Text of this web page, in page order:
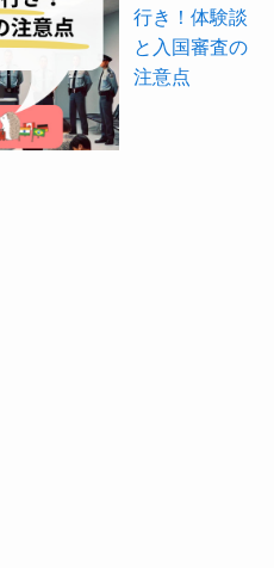
行き！体験談
と入国審査の
注意点